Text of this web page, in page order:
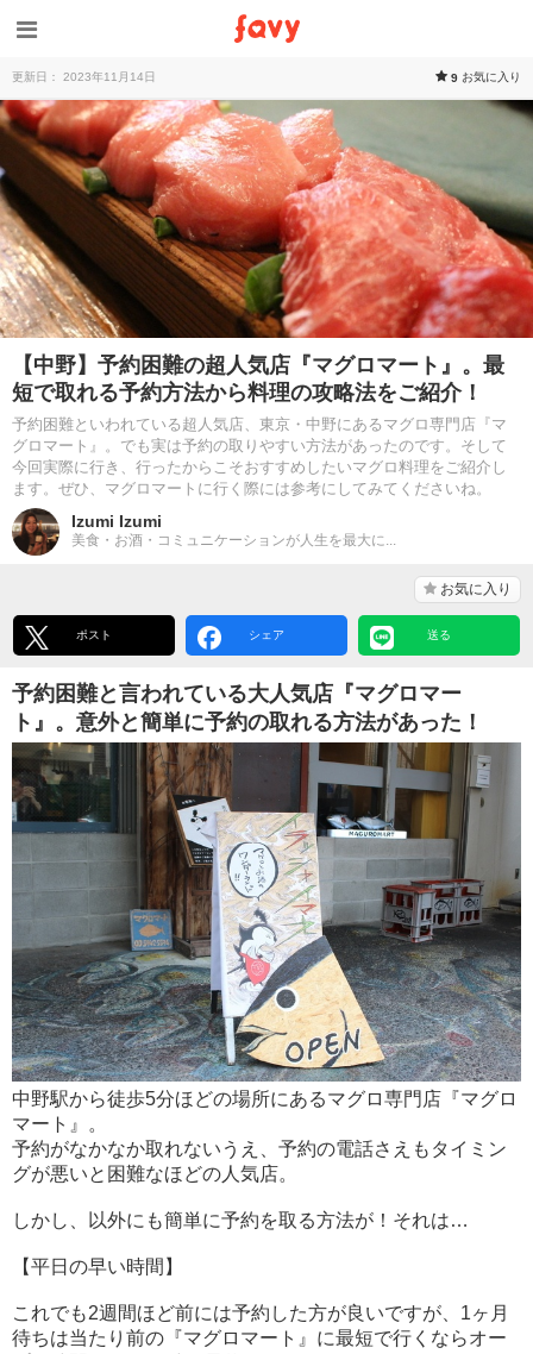
更新日： 2023年11月14日 9 お気に入り
【中野】予約困難の超人気店『マグロマート』。最
短で取れる予約方法から料理の攻略法をご紹介！
予約困難といわれている超人気店、東京・中野にあるマグロ専門店『マ
グロマート』。でも実は予約の取りやすい方法があったのです。そして
今回実際に行き、行ったからこそおすすめしたいマグロ料理をご紹介し
ます。ぜひ、マグロマートに行く際には参考にしてみてくださいね。
Izumi Izumi
美食・お酒・コミュニケーションが人生を最大に...
お気に入り
ポスト シェア 送る
予約困難と言われている大人気店『マグロマー
ト』。意外と簡単に予約の取れる方法があった！
中野駅から徒歩5分ほどの場所にあるマグロ専門店『マグロ
マート』。
予約がなかなか取れないうえ、予約の電話さえもタイミン
グが悪いと困難なほどの人気店。
しかし、以外にも簡単に予約を取る方法が！それは…
【平日の早い時間】
これでも2週間ほど前には予約した方が良いですが、1ヶ月
待ちは当たり前の『マグロマート』に最短で行くならオー